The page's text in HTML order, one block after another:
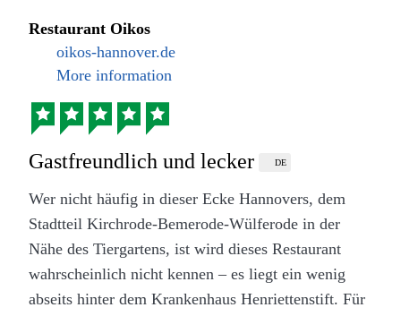
Restaurant Oikos
oikos-hannover.de
More information
Gastfreundlich und lecker DE
Wer nicht häufig in dieser Ecke Hannovers, dem
Stadtteil Kirchrode-Bemerode-Wülferode in der
Nähe des Tiergartens, ist wird dieses Restaurant
wahrscheinlich nicht kennen – es liegt ein wenig
abseits hinter dem Krankenhaus Henriettenstift. Für